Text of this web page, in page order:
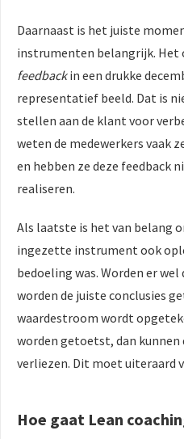
Daarnaast is het juiste
instrumenten belangrijk. Het
feedbackin een drukke
representatief beeld. Dat is
stellen aan de klant voor
weten de medewerkers vaak
en hebben ze deze feedback
realiseren.
Als laatste is het van belang
ingezette instrument ook
bedoeling was. Worden er
worden de juiste conclusies
waardestroom wordt
worden getoetst, dan kunnen
verliezen. Dit moet uiteraard
Hoe gaat Lean